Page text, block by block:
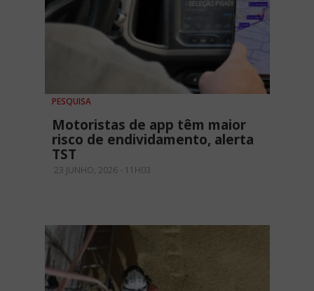
PESQUISA
Motoristas de app têm maior
risco de endividamento, alerta
TST
23 JUNHO, 2026 - 11H03